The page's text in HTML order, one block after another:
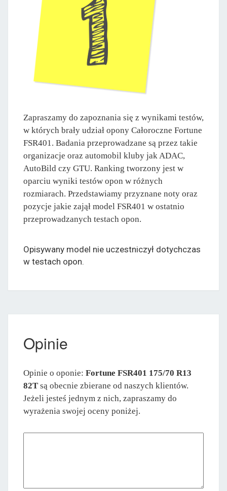
Zapraszamy do zapoznania się z wynikami testów,
w których brały udział opony Całoroczne Fortune
FSR401. Badania przeprowadzane są przez takie
organizacje oraz automobil kluby jak ADAC,
AutoBild czy GTU. Ranking tworzony jest w
oparciu wyniki testów opon w różnych
rozmiarach. Przedstawiamy przyznane noty oraz
pozycje jakie zajął model FSR401 w ostatnio
przeprowadzanych testach opon.
Opisywany model nie uczestniczył dotychczas
w testach opon.
Opinie
Opinie o oponie: Fortune FSR401 175/70 R13
82T są obecnie zbierane od naszych klientów.
Jeżeli jesteś jednym z nich, zapraszamy do
wyrażenia swojej oceny poniżej.